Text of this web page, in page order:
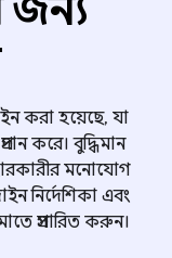
করা হয়েছে, যা
করে। বুদ্ধিমান
মনোযোগ
নির্দেশিকা এবং
প্রসারিত করুন।